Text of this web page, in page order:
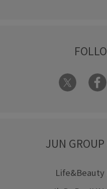
JUN
Life&Beauty